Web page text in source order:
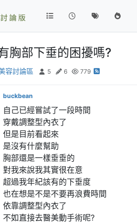
胸部下垂的困擾嗎?
容討論區 5 6 779
buckbean
自己已經嘗試了一段時間
穿戴調整型內衣了
但是目前看起來
是沒有什麼幫助
胸部還是一樣垂垂的
對我來說我其實很在意
超過我年紀該有的下垂度
也在想是不是不要再浪費時間
依靠調整型內衣了
不如直接去醫美動手術呢?